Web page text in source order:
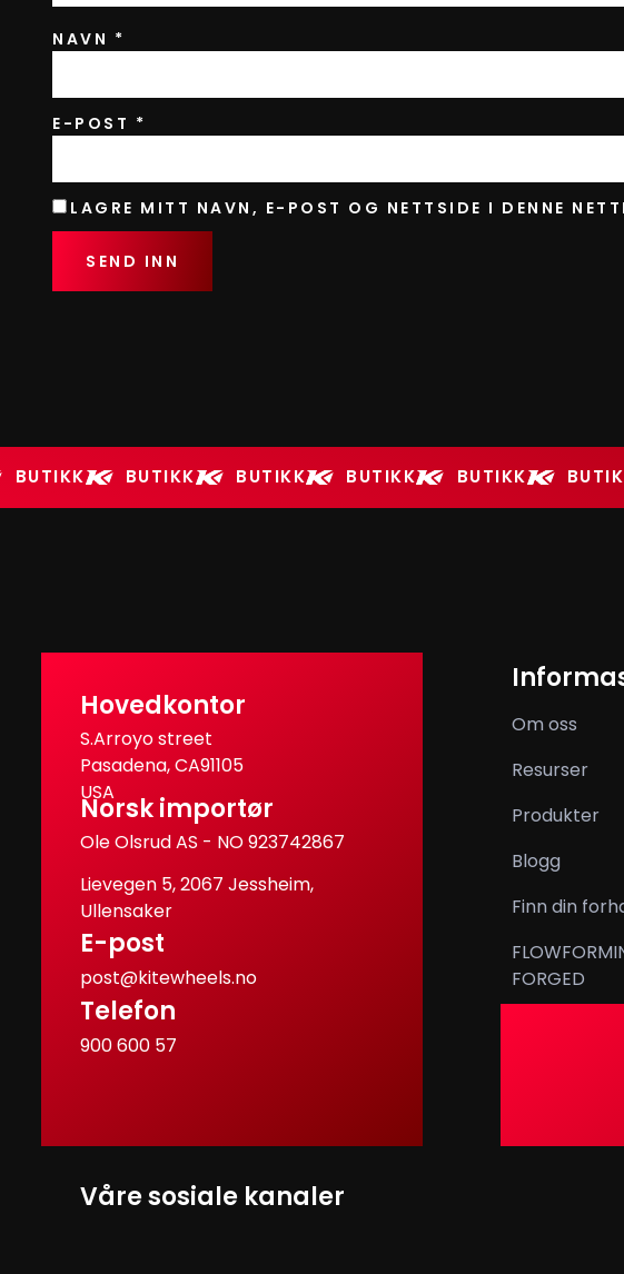
NAVN *
E-POST *
LAGRE MITT NAVN, E-POST OG NETTSIDE I DENNE
BUTIKK BUTIKK BUTIKK BUTIKK BUTIKK
Hovedkontor
S.Arroyo street
Pasadena, CA91105
USA
Norsk importør
Ole Olsrud AS - NO 923742867
Lievegen 5, 2067 Jessheim,
Ullensaker
E-post
post@kitewheels.no
Telefon
900 600 57
Om oss
Resurser
Produkter
Blogg
Finn din
FORGED
Våre sosiale kanaler